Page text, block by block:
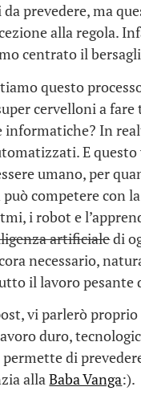
prevedere, ma
alla regola.
centrato il
questo
cervelloni a
informatiche? In
E questo
umano, per
competere con
i robot e
artificialedi
necessario,
il lavoro pesante
vi parlerò
duro,
di
allaBaba Vanga:).